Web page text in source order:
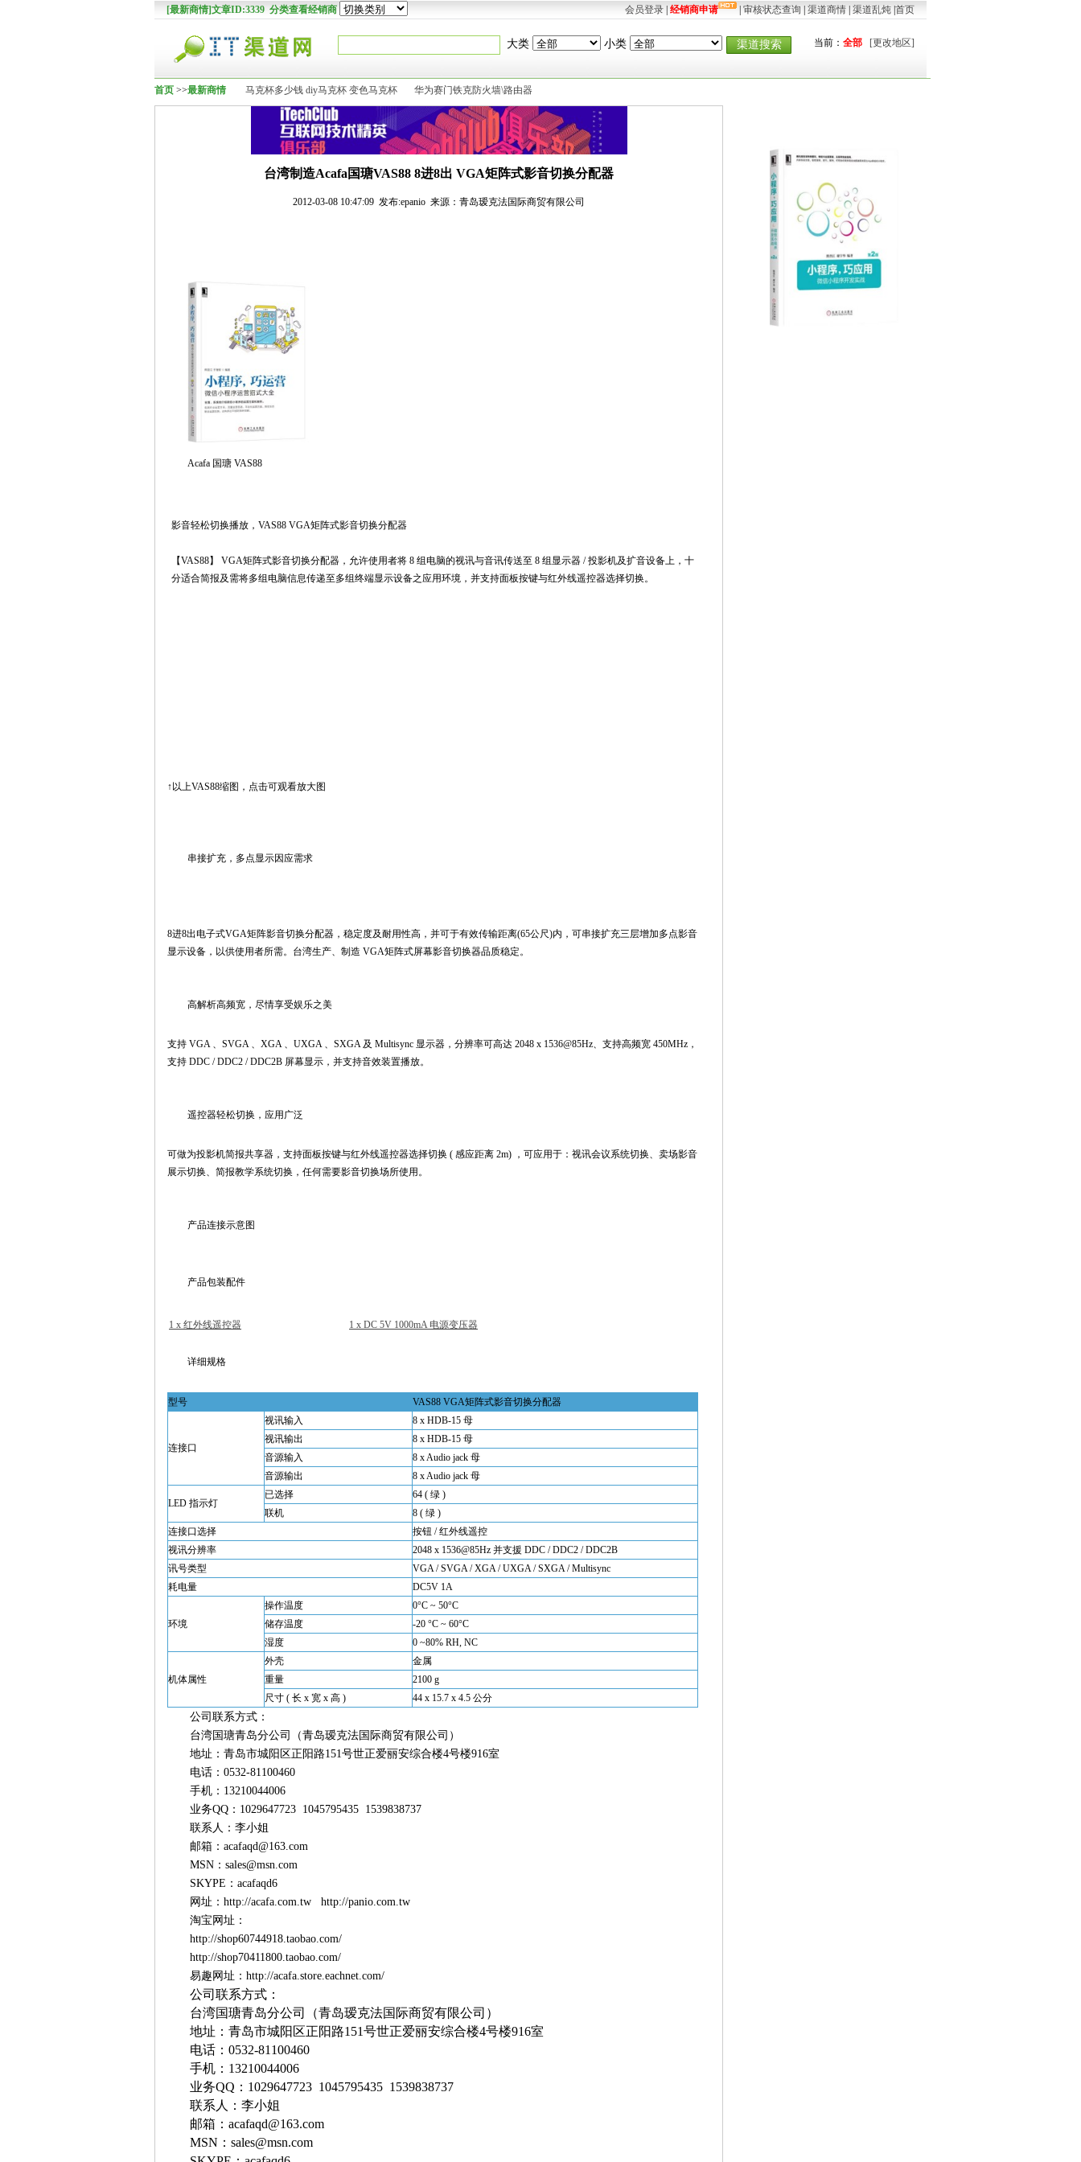
[最新商情]文章ID:3339 分类查看经销商 会员登录 经销商申请 审核状态查询 渠道商情 渠道乱炖 首页
大类 小类 渠道搜索 当前： 全部 [更改地区]
首页 >>最新商情 马克杯多少钱 diy马克杯 变色马克杯 华为赛门铁克防火墙\路由器
台湾制造Acafa国瑭VAS88 8进8出 VGA矩阵式影音切换分配器
2012-03-08 10:47:09 发布:epanio 来源：青岛瑷克法国际商贸有限公司
Acafa 国瑭 VAS88
影音轻松切换播放， VAS88 VGA矩阵式影音切换分配器
【VAS88】 VGA矩阵式影音切换分配器，允许使用者将 8 组电脑的视讯与音讯传送至 8 组显示器 / 投影机及扩音设备上，十
分适合简报及需将多组电脑信息传递至多组终端显示设备之应用环境，并支持面板按键与红外线遥控器选择切换。
↑以上VAS88缩图，点击可观看放大图
串接扩充，多点显示因应需求
8进8出电子式VGA矩阵影音切换分配器 ，稳定度及耐用性高，并可于有效传输距离(65公尺)内，可串接扩充三层增加多点影音
显示设备，以供使用者所需。 台湾生产、制造 VGA矩阵式屏幕影音切换器品质稳定。
高解析高频宽，尽情享受娱乐之美
支持 VGA 、SVGA 、XGA 、UXGA 、SXGA 及 Multisync 显示器，分辨率可高达 2048 x 1536@85Hz、支持高频宽 450MHz，
支持 DDC / DDC2 / DDC2B 屏幕显示，并支持音效装置播放。
遥控器轻松切换，应用广泛
可做为投影机简报共享器，支持面板按键与红外线遥控器选择切换 ( 感应距离 2m) ，可应用于：视讯会议系统切换、卖场影音
展示切换、简报教学系统切换，任何需要影音切换场所使用。
产品连接示意图
产品包装配件
1 x 红外线遥控器 1 x DC 5V 1000mA 电源变压器
详细规格
型号 VAS88 VGA矩阵式影音切换分配器
连接口
视讯输入
8 x HDB-15 母
视讯输出
8 x HDB-15 母
音源输入
8 x Audio jack 母
音源输出
8 x Audio jack 母
LED 指示灯
已选择
64 ( 绿 )
联机
8 ( 绿 )
连接口选择
按钮 / 红外线遥控
视讯分辨率
2048 x 1536@85Hz 并支援 DDC / DDC2 / DDC2B
讯号类型
VGA / SVGA / XGA / UXGA / SXGA / Multisync
耗电量
DC5V 1A
环境
操作温度
0°C ~ 50°C
储存温度
-20 °C ~ 60°C
湿度
0 ~80% RH, NC
机体属性
外壳
金属
重量
2100 g
尺寸 ( 长 x 宽 x 高 )
44 x 15.7 x 4.5 公分
公司联系方式：
台湾国瑭青岛分公司（青岛瑷克法国际商贸有限公司）
地址：青岛市城阳区正阳路151号世正爱丽安综合楼4号楼916室
电话：0532-81100460
手机：13210044006
业务QQ：1029647723 1045795435 1539838737
联系人：李小姐
邮箱：acafaqd@163.com
MSN：sales@msn.com
SKYPE：acafaqd6
网址：http://acafa.com.tw http://panio.com.tw
淘宝网址：
http://shop60744918.taobao.com/
http://shop70411800.taobao.com/
易趣网址：http://acafa.store.eachnet.com/
公司联系方式：
台湾国瑭青岛分公司（青岛瑷克法国际商贸有限公司）
地址：青岛市城阳区正阳路151号世正爱丽安综合楼4号楼916室
电话： 0532-81100460
手机： 13210044006
业务QQ ： 1029647723 1045795435 1539838737
联系人：李小姐
邮箱： acafaqd@163.com
MSN ： sales@msn.com